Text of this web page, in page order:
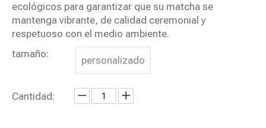
ecológicos para garantizar que su matcha se
mantenga vibrante, de calidad ceremonial y
respetuoso con el medio ambiente.
tamaño:
personalizado
Cantidad: